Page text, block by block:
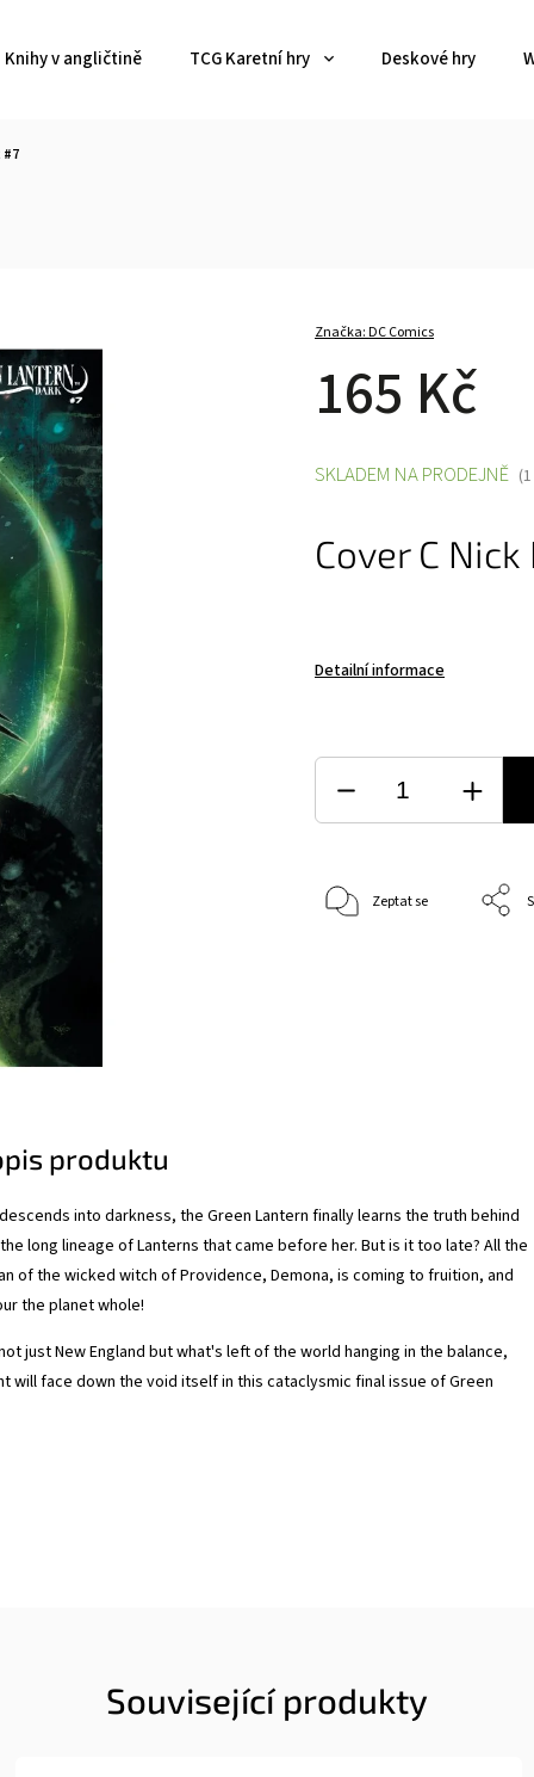
Knihy v angličtině TCG Karetní hry Deskové hry
Značka:DC Comics
165 Kč
Cover C
Detailní informace
SKLADEM NA PRODEJNĚ
Zeptat se
produktu
into darkness, the Green Lantern finally learns the truth behind
long lineage of Lanterns that came before her. But is it too late? All the
of the wicked witch of Providence, Demona, is coming to fruition, and
the planet whole!
just New England but what's left of the world hanging in the balance,
will face down the void itself in this cataclysmic final issue of Green
Související produkty